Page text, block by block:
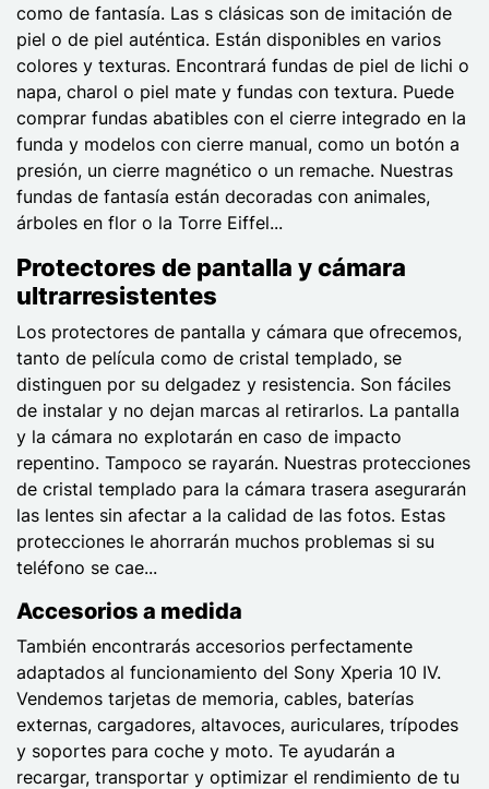
como de fantasía. Las s clásicas son de imitación de
piel o de piel auténtica. Están disponibles en varios
colores y texturas. Encontrará fundas de piel de lichi o
napa, charol o piel mate y fundas con textura. Puede
comprar fundas abatibles con el cierre integrado en la
funda y modelos con cierre manual, como un botón a
presión, un cierre magnético o un remache. Nuestras
fundas de fantasía están decoradas con animales,
árboles en flor o la Torre Eiffel...
Protectores de pantalla y cámara
ultrarresistentes
Los protectores de pantalla y cámara que ofrecemos,
tanto de película como de cristal templado, se
distinguen por su delgadez y resistencia. Son fáciles
de instalar y no dejan marcas al retirarlos. La pantalla
y la cámara no explotarán en caso de impacto
repentino. Tampoco se rayarán. Nuestras protecciones
de cristal templado para la cámara trasera asegurarán
las lentes sin afectar a la calidad de las fotos. Estas
protecciones le ahorrarán muchos problemas si su
teléfono se cae...
Accesorios a medida
También encontrarás accesorios perfectamente
adaptados al funcionamiento del Sony Xperia 10 IV.
Vendemos tarjetas de memoria, cables, baterías
externas, cargadores, altavoces, auriculares, trípodes
y soportes para coche y moto. Te ayudarán a
recargar, transportar y optimizar el rendimiento de tu